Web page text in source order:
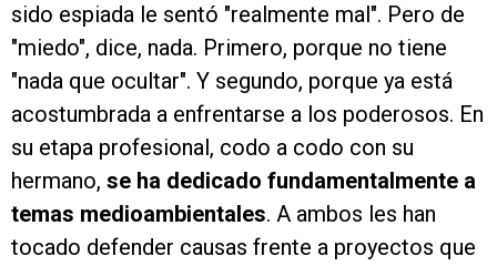
sido espiada le sentó "realmente mal". Pero de
"miedo", dice, nada. Primero, porque no tiene
"nada que ocultar". Y segundo, porque ya está
acostumbrada a enfrentarse a los poderosos. En
su etapa profesional, codo a codo con su
hermano, se ha dedicado fundamentalmente a
temas medioambientales. A ambos les han
tocado defender causas frente a proyectos que